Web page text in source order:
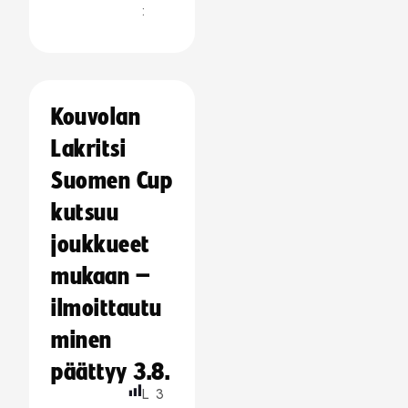
:
Kouvolan
Lakritsi
Suomen Cup
kutsuu
joukkueet
mukaan –
ilmoittautu
minen
päättyy 3.8.
L 3